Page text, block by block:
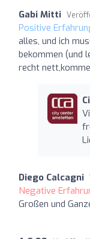
Gabi Mitti
Positive
alles, und ich
bekommen (und
recht
Diego Calcagni
Negative
Großen und